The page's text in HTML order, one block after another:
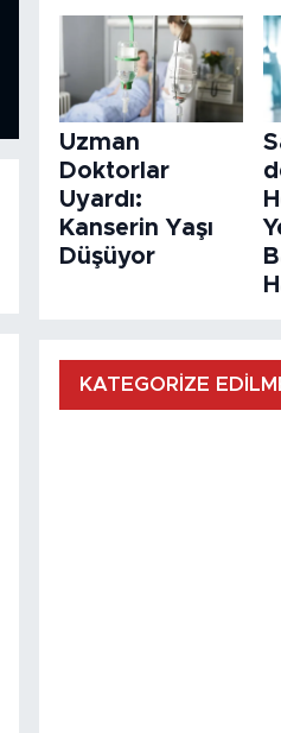
Uzman
Doktorlar
Uyardı:
Kanserin Yaşı
Düşüyor
KATEGORİZE